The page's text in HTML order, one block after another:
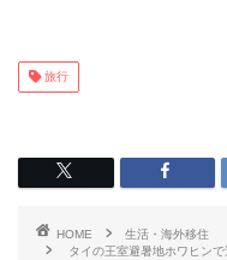
旅行
HOME
生活・海外移住
タイの王室避暑地ホワヒン